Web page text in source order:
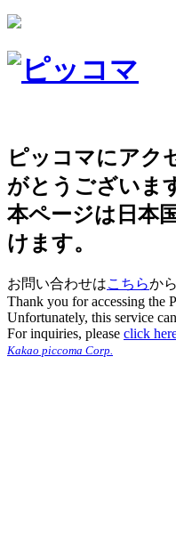
ピッコマにアク
がとうございま
本ページは日本
けます。
お問い合わせはこちらか
Thank you for accessing the
Unfortunately, this service
For inquiries, please click
Kakao piccoma Corp.